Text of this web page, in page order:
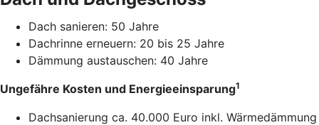
Dach sanieren: 50 Jahre
Dachrinne erneuern: 20 bis 25 Jahre
Dämmung austauschen: 40 Jahre
Ungefähre Kosten und Energieeinsparung1
Dachsanierung ca. 40.000 Euro inkl.